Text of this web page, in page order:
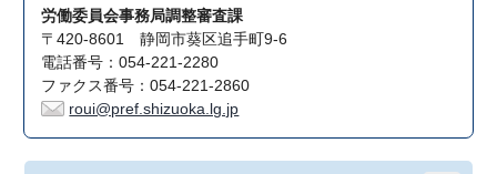
労働委員会事務局調整審査課
〒420-8601 静岡市葵区追手町9-6
電話番号：054-221-2280
ファクス番号：054-221-2860
roui@pref.shizuoka.lg.jp